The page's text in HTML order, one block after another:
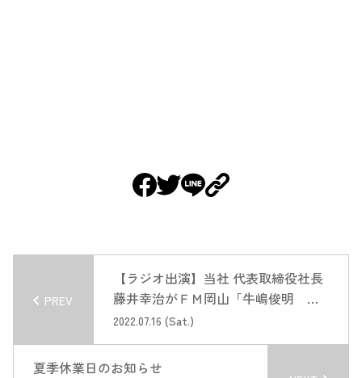
PREV
【ラジオ出演】当社 代表取締役社長
藤井幸治がＦＭ岡山「牛嶋俊明 ド
リームファクトリー」に出演しま
2022.07.16 (Sat.)
夏季休業日のお知らせ